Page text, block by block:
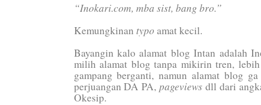
“Inokari.com, mba sist, bang bro.”
Kemungkinan typo amat kecil.
Bayangin kalo alamat blog Intan adalah
milih alamat blog tanpa mikirin tren,
gampang berganti, namun alamat blog
perjuangan DA PA,pageviews dll dari
Okesip.